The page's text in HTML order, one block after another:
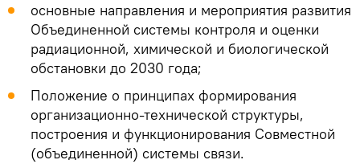
основные направления и мероприятия развития
Объединенной системы контроля и оценки
радиационной, химической и биологической
обстановки до 2030 года;
Положение о принципах формирования
организационно-технической структуры,
построения и функционирования Совместной
(объединенной) системы связи.